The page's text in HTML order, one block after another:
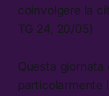
coinvolgere la
TG 24, 20/05)
Questa giornata
particolarmente